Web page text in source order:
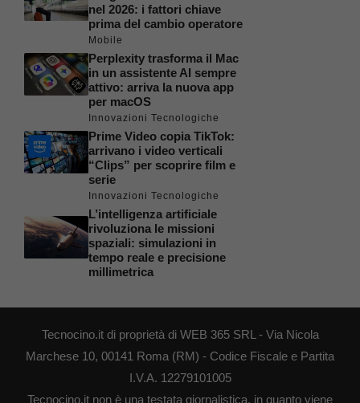
nel 2026: i fattori chiave
prima del cambio operatore
Mobile
Perplexity trasforma il Mac
in un assistente AI sempre
attivo: arriva la nuova app
per macOS
Innovazioni Tecnologiche
Prime Video copia TikTok:
arrivano i video verticali
“Clips” per scoprire film e
serie
Innovazioni Tecnologiche
L’intelligenza artificiale
rivoluziona le missioni
spaziali: simulazioni in
tempo reale e precisione
millimetrica
Tecnocino.it di proprietà di WEB 365 SRL - Via Nicola
Marchese 10, 00141 Roma (RM) - Codice Fiscale e Partita
I.V.A. 12279101005
Tecnocino.it non è una testata giornalistica, in quanto viene